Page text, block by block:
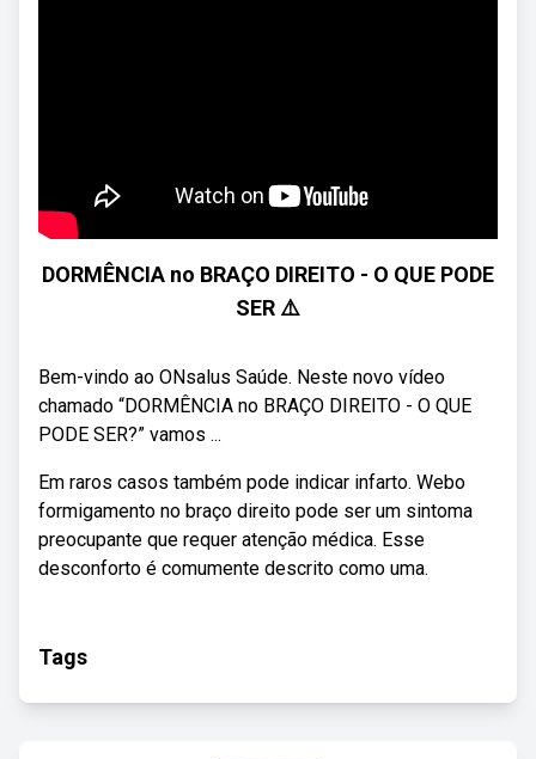
DORMÊNCIA no BRAÇO DIREITO - O QUE PODE
SER ⚠️
Bem-vindo ao ONsalus Saúde. Neste novo vídeo
chamado “DORMÊNCIA no BRAÇO DIREITO - O QUE
PODE SER?” vamos ...
Em raros casos também pode indicar infarto. Webo
formigamento no braço direito pode ser um sintoma
preocupante que requer atenção médica. Esse
desconforto é comumente descrito como uma.
Tags